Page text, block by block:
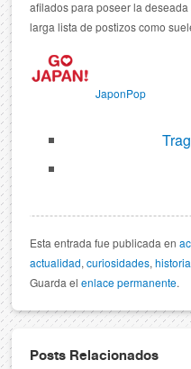
afilados para poseer la
larga lista de postizos como
JaponPop
Esta entrada fue publicada en
actualidad, curiosidades, historia
Guarda el enlace permanente.
Posts Relacionados